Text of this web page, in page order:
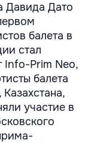
Давида Дато
балета в
стал
Info-Prim Neo,
балета
участие в